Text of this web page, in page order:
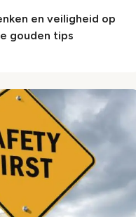
en veiligheid op
gouden tips